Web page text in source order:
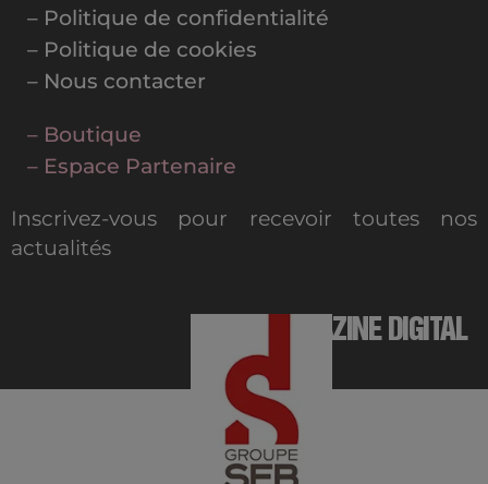
– Politique de confidentialité
– Politique de cookies
– Nous contacter
– Boutique
– Espace Partenaire
Inscrivez-vous pour recevoir toutes nos
actualités
MAGAZINE DIGITAL